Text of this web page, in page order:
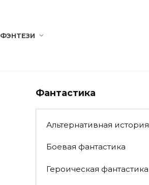
ФЭНТЕЗИ
Фантастика
Альтернативная история
Боевая фантастика
Героическая фантастика